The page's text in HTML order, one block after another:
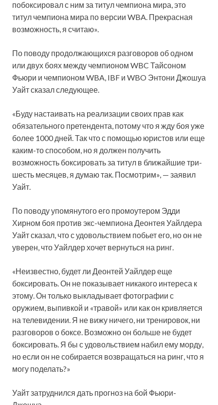
побоксировал с ним за титул чемпиона мира, это
титул чемпиона мира по версии WBA. Прекрасная
возможность, я считаю».
По поводу продолжающихся разговоров об одном
или двух боях между чемпионом WBC Тайсоном
Фьюри и чемпионом WBA, IBF и WBO Энтони Джошуа
Уайт сказал следующее.
«Буду настаивать на реализации своих прав как
обязательного претендента, потому что я жду боя уже
более 1000 дней. Так что с помощью юристов или еще
каким-то способом, но я должен получить
возможность боксировать за титул в ближайшие три-
шесть месяцев, я думаю так. Посмотрим», — заявил
Уайт.
По поводу упомянутого его промоутером Эдди
Хирном боя против экс-чемпиона Деонтея Уайлдера
Уайт сказал, что с удовольствием побьет его, но он не
уверен, что Уайлдер хочет вернуться на ринг.
«Неизвестно, будет ли Деонтей Уайлдер еще
боксировать. Он не показывает никакого интереса к
этому. Он только выкладывает фотографии с
оружием, выпивкой и «травой» или как он кривляется
на телевидении. Я не вижу ничего, ни тренировок, ни
разговоров о боксе. Возможно он больше не будет
боксировать. Я бы с удовольствием набил ему морду,
но если он не собирается возвращаться на ринг, что я
могу поделать?»
Уайт затруднился дать прогноз на бой Фьюри-